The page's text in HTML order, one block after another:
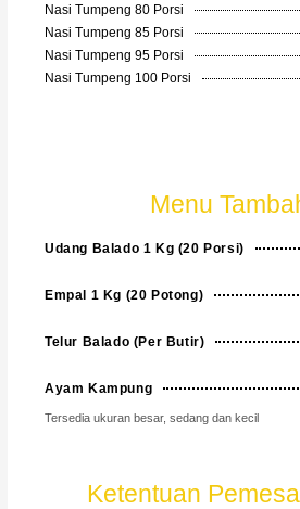
Nasi Tumpeng 80 Porsi
Nasi Tumpeng 85 Porsi
Nasi Tumpeng 95 Porsi
Nasi Tumpeng 100 Porsi
Menu
Udang Balado 1 Kg (20 Porsi)
Empal 1 Kg (20 Potong)
Telur Balado (Per Butir)
Ayam Kampung
Tersedia ukuran besar, sedang dan kecil
Ketentuan